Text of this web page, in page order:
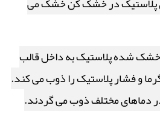
شده پلاستیک به داخل قالب
و فشار پلاستیک را ذوب می کند.
دماهای مختلف ذوب می گردند.